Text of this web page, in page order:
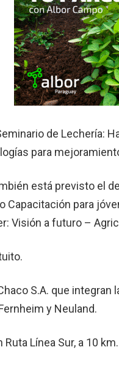
de Lechería:
para
está previsto el
Capacitación para
Visión a futuro –
S.A. que integran
y Neuland.
Línea Sur, a 10